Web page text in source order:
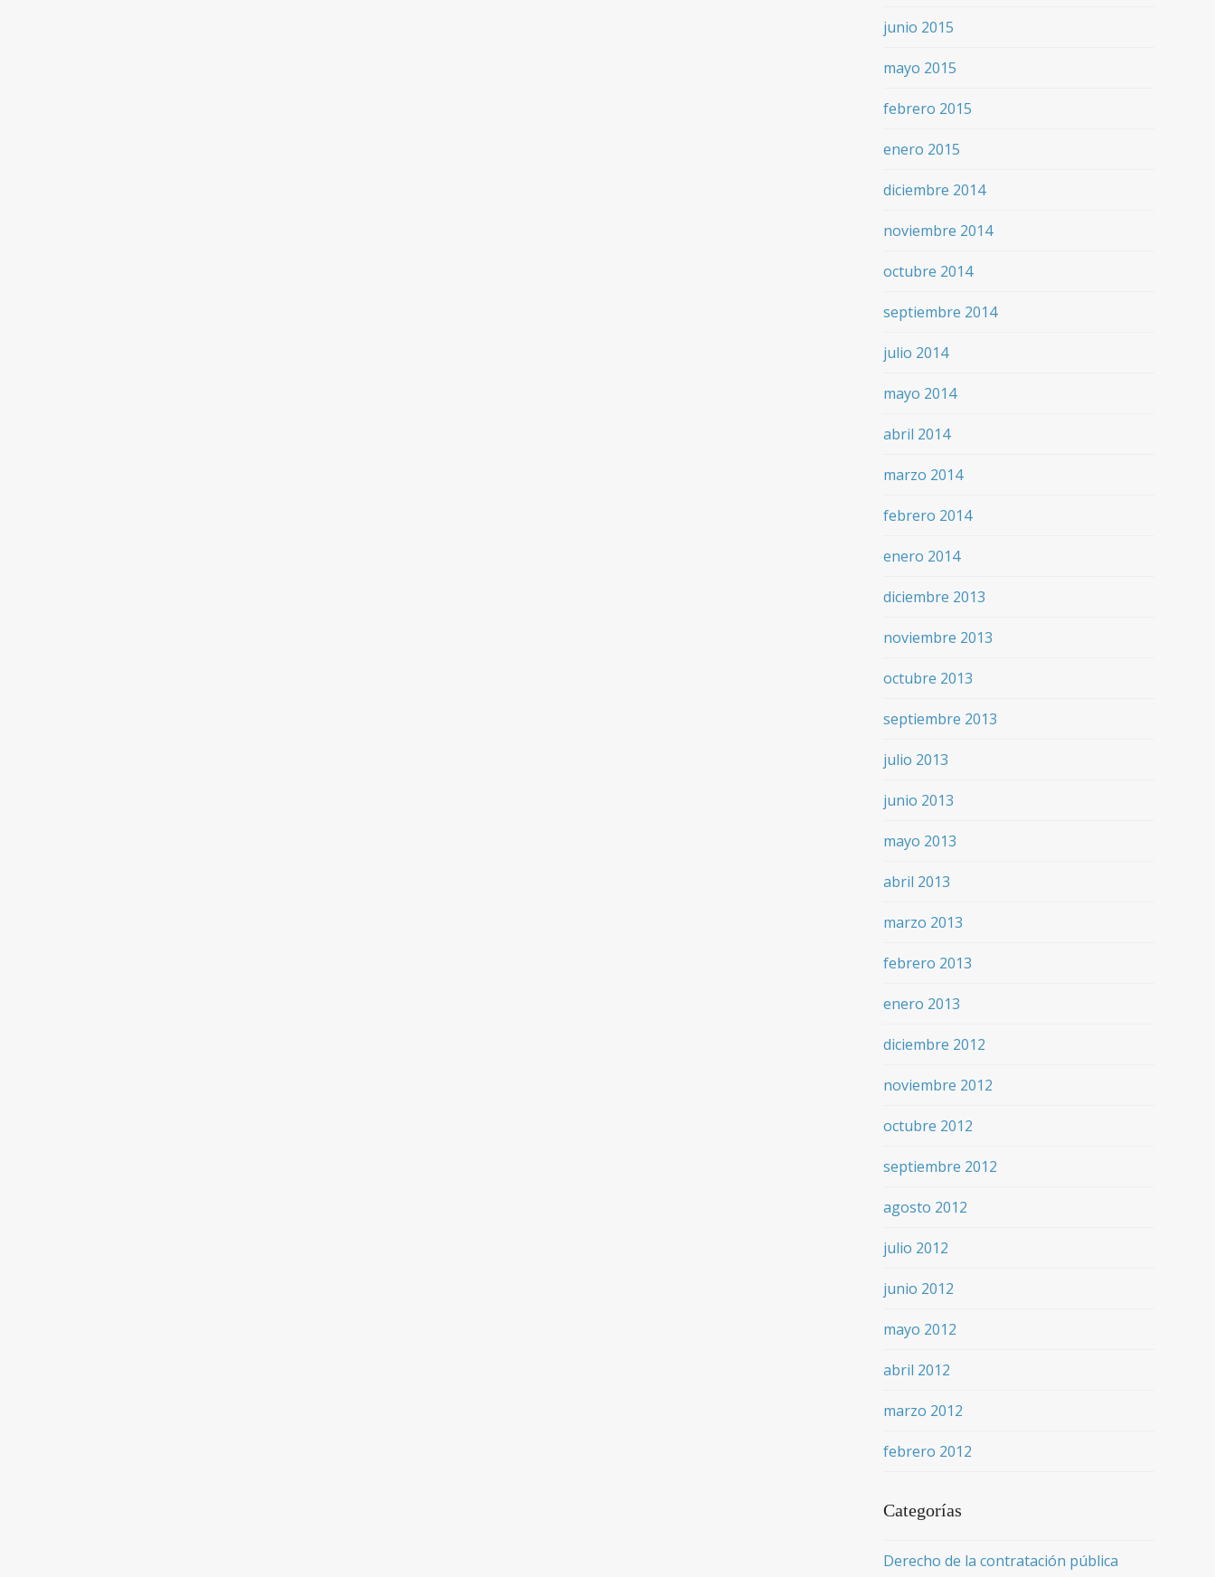
junio 2015
mayo 2015
febrero 2015
enero 2015
diciembre 2014
noviembre 2014
octubre 2014
septiembre 2014
julio 2014
mayo 2014
abril 2014
marzo 2014
febrero 2014
enero 2014
diciembre 2013
noviembre 2013
octubre 2013
septiembre 2013
julio 2013
junio 2013
mayo 2013
abril 2013
marzo 2013
febrero 2013
enero 2013
diciembre 2012
noviembre 2012
octubre 2012
septiembre 2012
agosto 2012
julio 2012
junio 2012
mayo 2012
abril 2012
marzo 2012
febrero 2012
Categorías
Derecho de la contratación pública